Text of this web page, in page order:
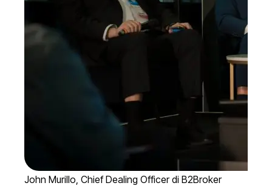
John Murillo, Chief Dealing Officer di B2Broker